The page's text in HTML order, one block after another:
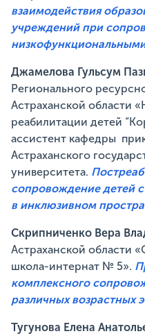
взаимодействия
учреждений при
Джамелова Гульсум
Регионального
Астраханской области
реабилитации детей
ассистент кафедры
Астраханского
университета.
сопровождение детей
в инклюзивном
Скрипниченко Вера
Астраханской области
школа-интернат № 5».
комплексного
различных возрастных
Тугунова Елена